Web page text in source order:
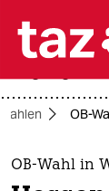
themen
OB-
OB-Wahl in